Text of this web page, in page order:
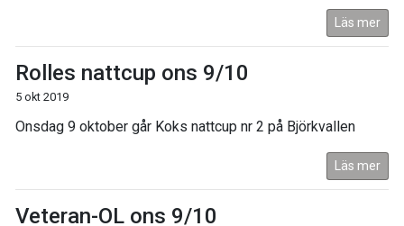
Läs mer
Rolles nattcup ons 9/10
5 okt 2019
Onsdag 9 oktober går Koks nattcup nr 2 på Björkvallen
Läs mer
Veteran-OL ons 9/10